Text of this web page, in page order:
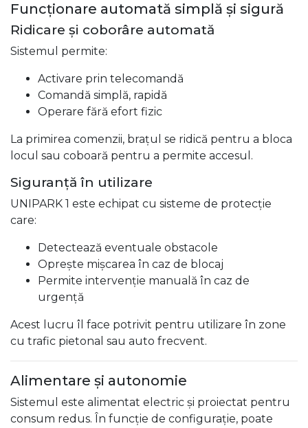
Funcționare automată simplă și sigură
Ridicare și coborâre automată
Sistemul permite:
Activare prin telecomandă
Comandă simplă, rapidă
Operare fără efort fizic
La primirea comenzii, brațul se ridică pentru a bloca
locul sau coboară pentru a permite accesul.
Siguranță în utilizare
UNIPARK 1 este echipat cu sisteme de protecție
care:
Detectează eventuale obstacole
Oprește mișcarea în caz de blocaj
Permite intervenție manuală în caz de
urgență
Acest lucru îl face potrivit pentru utilizare în zone
cu trafic pietonal sau auto frecvent.
Alimentare și autonomie
Sistemul este alimentat electric și proiectat pentru
consum redus. În funcție de configurație, poate